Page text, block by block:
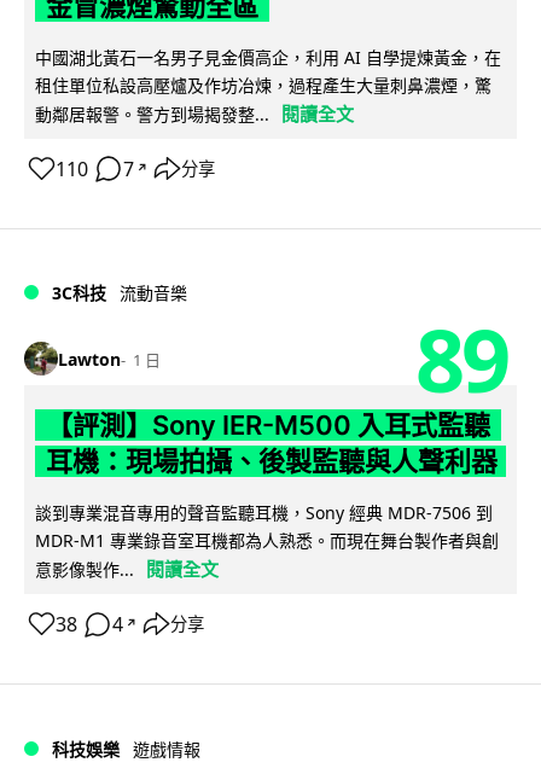
金冒濃煙驚動全區
中國湖北黃石一名男子見金價高企，利用 AI 自學提煉黃金，在
租住單位私設高壓爐及作坊冶煉，過程產生大量刺鼻濃煙，驚
動鄰居報警。警方到場揭發整...
閱讀全文
110 7 ↗ 分享
3C科技 流動音樂
Lawton 1 日 89
【評測】Sony IER-M500 入耳式監聽
耳機：現場拍攝、後製監聽與人聲利器
談到專業混音專用的聲音監聽耳機，Sony 經典 MDR-7506 到
MDR-M1 專業錄音室耳機都為人熟悉。而現在舞台製作者與創
意影像製作...
閱讀全文
38 4 ↗ 分享
科技娛樂 遊戲情報